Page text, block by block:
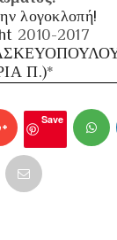
λογοκλοπή!
2010-2017
Π.)*
Save